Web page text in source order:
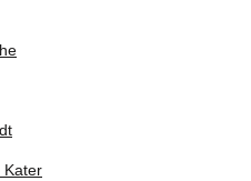
Kater